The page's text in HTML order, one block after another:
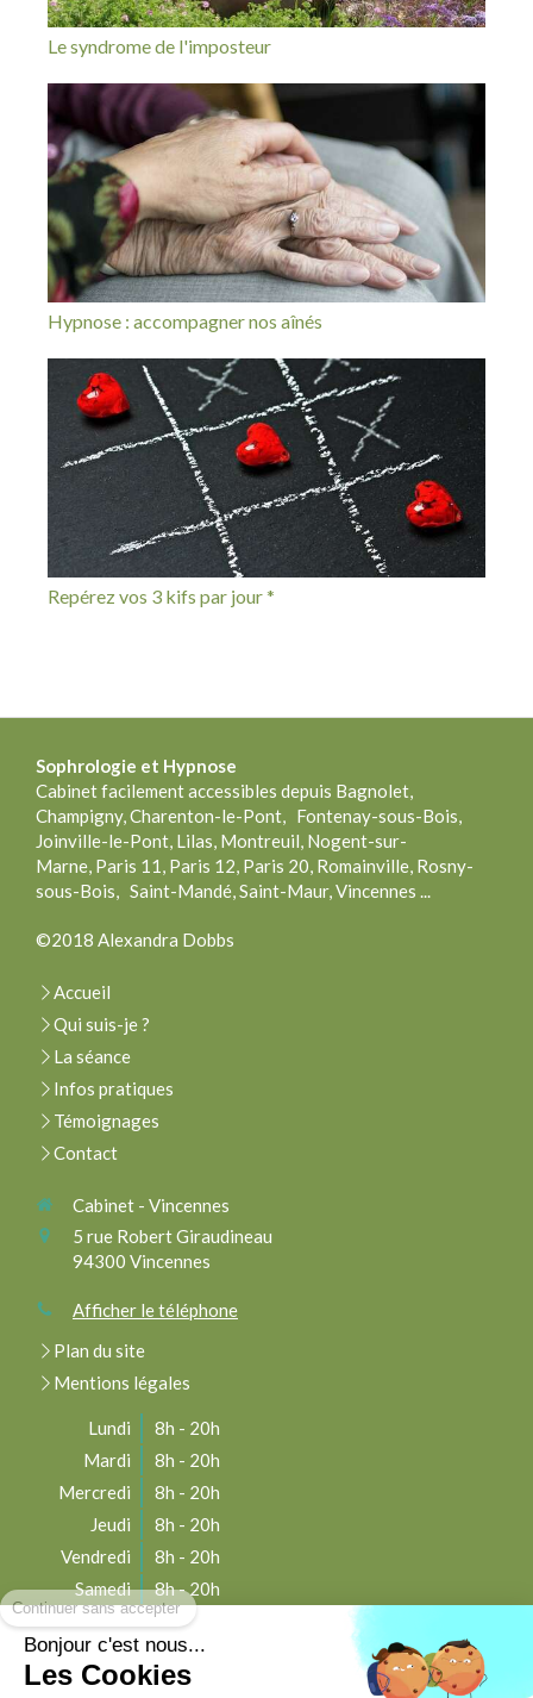
Le syndrome de l'imposteur
Hypnose : accompagner nos aînés
Repérez vos 3 kifs par jour *
Sophrologie et Hypnose
Cabinet facilement accessibles depuis Bagnolet,
Champigny, Charenton-le-Pont, Fontenay-sous-Bois,
Joinville-le-Pont, Lilas, Montreuil, Nogent-sur-
Marne, Paris 11, Paris 12, Paris 20, Romainville, Rosny-
sous-Bois, Saint-Mandé, Saint-Maur, Vincennes ...
©2018 Alexandra Dobbs
Accueil
Qui suis-je ?
La séance
Infos pratiques
Témoignages
Contact
Cabinet - Vincennes
5 rue Robert Giraudineau
94300 Vincennes
Afficher le téléphone
Plan du site
Mentions légales
Lundi
8h - 20h
Mardi
8h - 20h
Mercredi
8h - 20h
Jeudi
8h - 20h
Vendredi
8h - 20h
Samedi
8h - 20h
Dimanche
Fermé
Tarifs et RDV
Continuer sans accepter
Bonjour c'est nous...
Les Cookies